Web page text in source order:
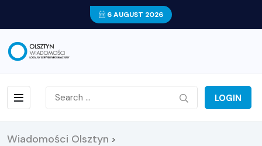
6 AUGUST 2026
LOGIN
Wiadomości Olsztyn >